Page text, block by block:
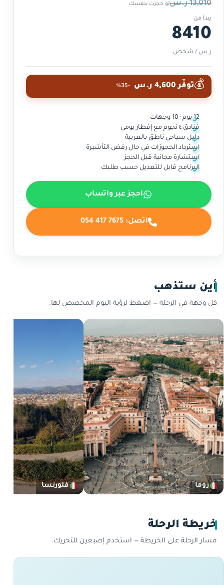
أين ستذهب
كل وجهة في الرحلة — اضغط لرؤية اليوم المخصص لها.
روما فلورنسا
خريطة الرحلة
مسار الرحلة على الخريطة — استخدم إصبعين للتحريك.
13,010 ر.س لو حجزت بنفسك
يبدأ من
8410
ر.س / شخص
💰توفّر 4,600 ر.س -35%
12 يوم · 10 وجهات
فنادق ٤ نجوم مع إفطار يومي
دليل سياحي ناطق بالعربية
استرداد الحجوزات في حال رفض التأشيرة
استشارة مجانية قبل الحجز
البرنامج قابل للتعديل حسب طلبك
احجز عبر واتساب
اتصل:054 417 7675